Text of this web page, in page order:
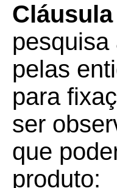
pelas
para
ser
que
produto: